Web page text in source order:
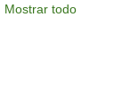
Mostrar todo